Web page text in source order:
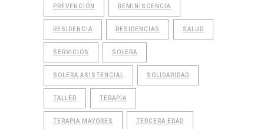
PREVENCIÓN REMINISCENCIA
RESIDENCIA RESIDENCIAS SALUD
SERVICIOS SOLERA
SOLERA ASISTENCIAL SOLIDARIDAD
TALLER TERAPIA
TERAPIA MAYORES TERCERA EDAD